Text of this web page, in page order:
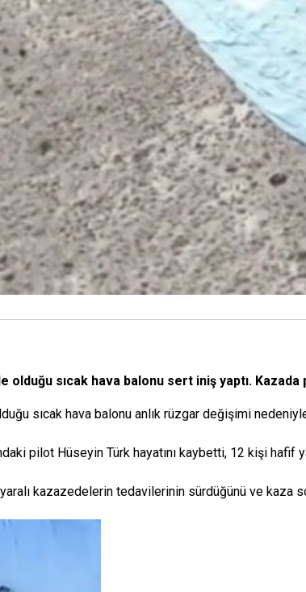
olduğu sıcak hava balonu sert iniş yaptı.
sıcak hava balonu anlık rüzgar değişimi
pilot Hüseyin Türk hayatını kaybetti, 12 kişi hafif
kazazedelerin tedavilerinin sürdüğünü ve kaza